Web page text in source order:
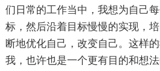
们日常的工作当中，我想为自己
标，然后沿着目标慢慢的实现，
断地优化自己，改变自己。这样
我，也许也是一个更有目的和想